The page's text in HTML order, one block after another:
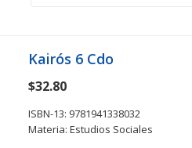
Kairós 6 Cdo
$32.80
ISBN-13: 9781941338032
Materia: Estudios Sociales